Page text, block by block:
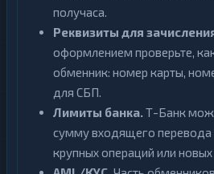
получаса.
Реквизиты для
оформлением проверьте,
обменник: номер карты,
для СБП.
Лимиты банка.Т-Банк
сумму входящего
крупных операций или новых